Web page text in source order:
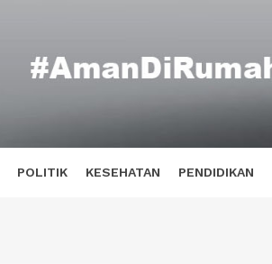
POLITIK KESEHATAN PENDIDIKAN